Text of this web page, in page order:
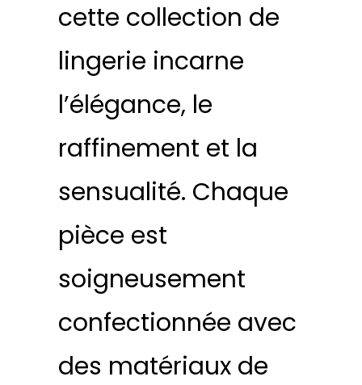
cette collection de
lingerie incarne
l’élégance, le
raffinement et la
sensualité. Chaque
pièce est
soigneusement
confectionnée avec
des matériaux de